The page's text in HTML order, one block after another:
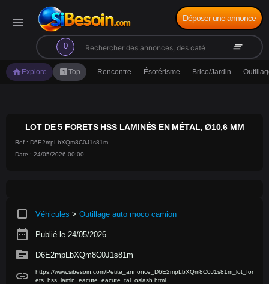
menu
0
search clear_all
Déposer une annonce
home Explore looks_oneTop Rencontre Ésotérisme Brico/Jardin
LOT DE 5 FORETS HSS LAMINÉS EN MÉTAL, Ø10,6 MM
Ref : D6E2mpLbXQm8C0J1s81m
Date : 24/05/2026 00:00
crop_square Véhicules > Outillage auto moco camion
date_range Publié le 24/05/2026
source D6E2mpLbXQm8C0J1s81m
link
https://www.sibesoin.com/Petite_annonce_D6E2mpLbXQm8C0J1s81m_lot_for
ets_hss_lamin_eacute_eacute_tal_oslash.html